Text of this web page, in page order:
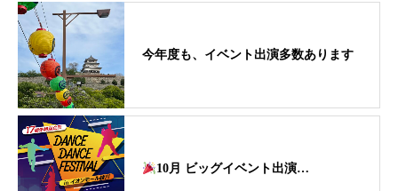
今年度も、イベント出演多数あります
10月 ビッグイベント出演…